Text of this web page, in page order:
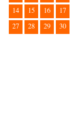
14
15 16 17
27
28 29 30